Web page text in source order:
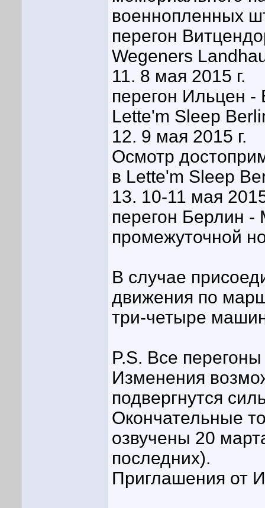
военнопленных
перегон
Wegeners
11. 8 мая 2015 г.
перегон Ильцен -
Lette'm Sleep
12. 9 мая 2015 г.
Осмотр
в Lette'm Sleep
13. 10-11 мая
перегон Берлин
промежуточной
В случае
движения по
три-четыре
P.S. Все
Изменения
подвергнутся
Окончательные
озвучены 20
последних).
Приглашения от